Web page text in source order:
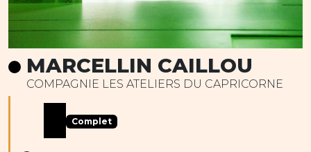
MARCELLIN CAILLOU
COMPAGNIE LES ATELIERS DU CAPRICORNE
Complet